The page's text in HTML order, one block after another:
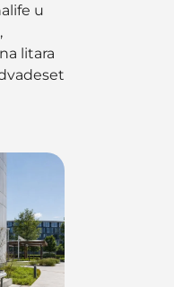
u
litara